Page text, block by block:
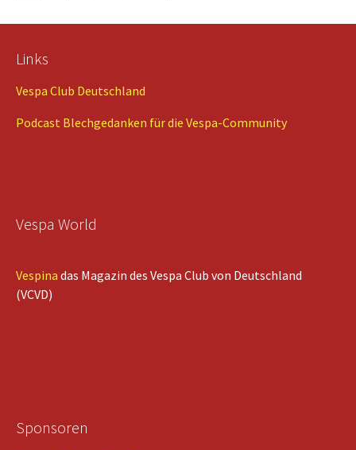
Links
Vespa Club Deutschland
Podcast Blechgedanken für die Vespa-Community
Vespa World
Vespina das Magazin des Vespa Club von Deutschland
(VCVD)
Sponsoren